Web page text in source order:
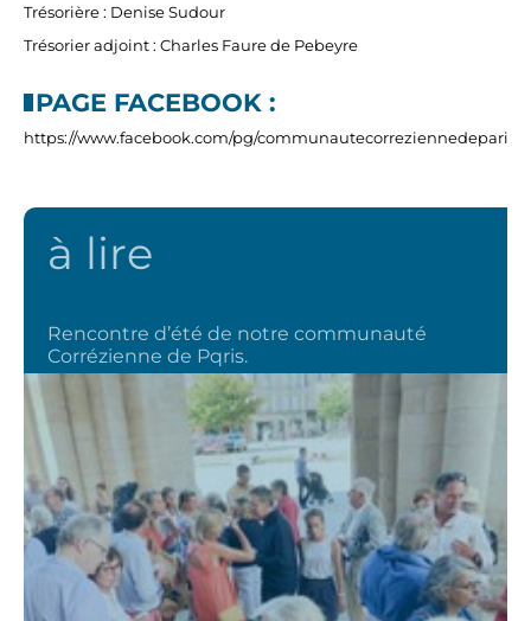
Trésorière : Denise Sudour
Trésorier adjoint : Charles Faure de Pebeyre
PAGE FACEBOOK :
https://www.facebook.com/pg/communautecorreziennedeparis
à lire
Rencontre d’été de notre communauté
Corrézienne de Pqris.